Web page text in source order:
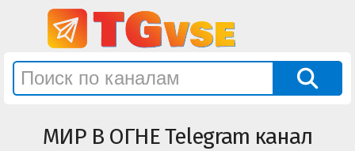
МИР В ОГНЕ Telegram канал